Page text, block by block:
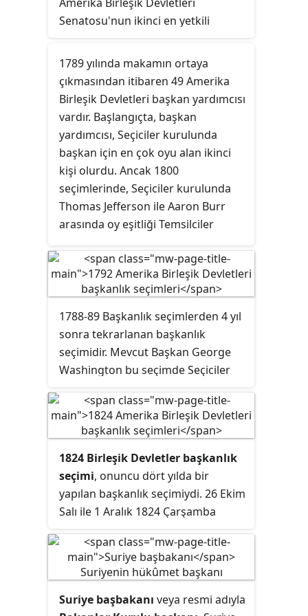
Senatosu'nun ikinci en yetkili
Birleşik Devletleri Başkan
Yardımcısı'nın bir senatör
olmamasına karşın Senato Başkanı
olmasına ve Senatonun Başkan
Yardımcısı'nın yokluğunda hareket
etmek için geçici bir başkan
belirlemesi şartını getirir. Senato
pro tempore Başkanı, Başkan
Yardımcısı'nın aksine Senatonun
seçilmiş bir üyesidir ve herhangi bir
tartışmaya katılabilir veya oy
kullanabilmektedir.
1789 yılında makamın ortaya
çıkmasından itibaren 49 Amerika
Birleşik Devletleri başkan yardımcısı
vardır. Başlangıçta, başkan
yardımcısı, Seçiciler kurulunda
başkan için en çok oyu alan ikinci
kişi olurdu. Ancak 1800
seçimlerinde, Seçiciler kurulunda
Thomas Jefferson ile Aaron Burr
arasında oy eşitliği Temsilciler
seçilmesine yol açtı. Böyle bir olayın
tekrarlanmasını önlemek için,
Anayasaya 12. Ek Madde eklendi ve
seçmenlerin başkan yardımcısı için
ayrı bir oy kullandığı mevcut sistem
oluşturuldu.
1788-89 Başkanlık seçimlerden 4 yıl
sonra tekrarlanan başkanlık
seçimidir. Mevcut Başkan George
Washington bu seçimde Seçiciler
alarak ikinci dönemi için seçilmiştir.
Başkan yardımcısı ise Seçiciler
Kurulunda Washington'ın ardından
en çok oy alan John Adams
olmuştur. İkincilik için George
Clinton ile kıyasıya bir rekabeti
olmuştur.
1824 Birleşik Devletler başkanlık
seçimi, onuncu dört yılda bir
yapılan başkanlık seçimiydi. 26 Ekim
Salı ile 1 Aralık 1824 Çarşamba
Andrew Jackson, John Quincy
Adams, Henry Clay ve William
Crawford, başkanlık için adaylardı.
Hiçbir aday Seçiciler kurulu
Suriye başbakanı veya resmi adıyla